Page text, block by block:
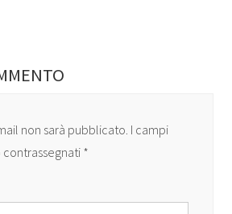
non sarà pubblicato. I campi
*